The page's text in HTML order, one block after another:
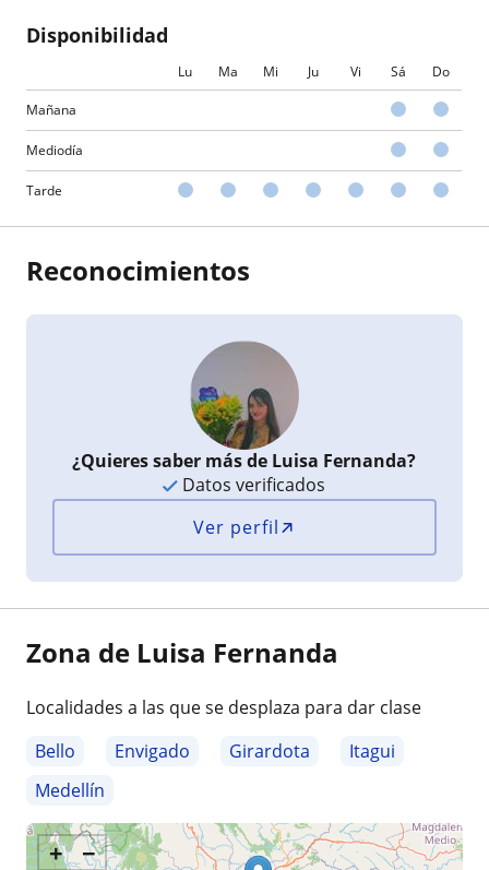
Disponibilidad
Lu Ma Mi Ju Vi Sá Do
Mañana
Mediodía
Tarde
Reconocimientos
¿Quieres saber más de Luisa Fernanda?
Datos verificados
Ver perfil
Zona de Luisa Fernanda
Localidades a las que se desplaza para dar clase
Bello
Envigado Girardota
Itagui
Medellín
+ −